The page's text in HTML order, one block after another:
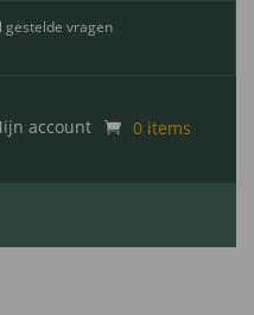
gestelde vragen
account 0 items